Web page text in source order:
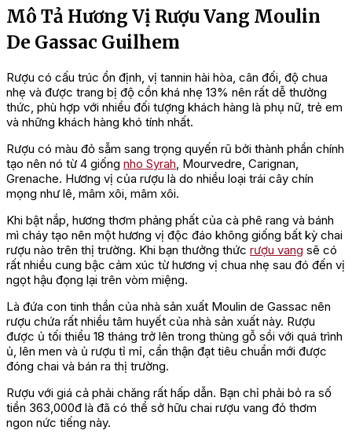
Mô Tả Hương Vị Rượu Vang Moulin
De Gassac Guilhem
Rượu có cấu trúc ổn định, vị tannin hài hòa, cân đối, độ chua
nhẹ và được trang bị độ cồn khá nhẹ 13% nên rất dễ thưởng
thức, phù hợp với nhiều đối tượng khách hàng là phụ nữ, trẻ em
và những khách hàng khó tính nhất.
Rượu có màu đỏ sẫm sang trọng quyến rũ bởi thành phần chính
tạo nên nó từ 4 giống nho Syrah, Mourvedre, Carignan,
Grenache. Hương vị của rượu là do nhiều loại trái cây chín
mọng như lê, mâm xôi, mâm xôi.
Khi bật nắp, hương thơm phảng phất của cà phê rang và bánh
mì cháy tạo nên một hương vị độc đáo không giống bất kỳ chai
rượu nào trên thị trường. Khi bạn thưởng thức rượu vang sẽ có
rất nhiều cung bậc cảm xúc từ hương vị chua nhẹ sau đó đến vị
ngọt hậu đọng lại trên vòm miệng.
Là đứa con tinh thần của nhà sản xuất Moulin de Gassac nên
rượu chứa rất nhiều tâm huyết của nhà sản xuất này. Rượu
được ủ tối thiểu 18 tháng trở lên trong thùng gỗ sồi với quá trình
ủ, lên men và ủ rượu tỉ mỉ, cẩn thận đạt tiêu chuẩn mới được
đóng chai và bán ra thị trường.
Rượu với giá cả phải chăng rất hấp dẫn. Bạn chỉ phải bỏ ra số
tiền 363,000đ là đã có thể sở hữu chai rượu vang đỏ thơm
ngon nức tiếng này.